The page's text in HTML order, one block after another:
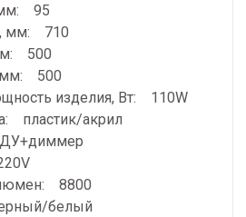
мм: 95
мм: 710
500
мм: 500
изделия, Вт: 110W
пластик/акрил
8800
белый